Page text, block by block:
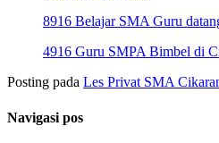
8916 Belajar SMA Guru
4916 Guru SMPA Bimbel di
Posting pada Les Privat SMA
Navigasi pos